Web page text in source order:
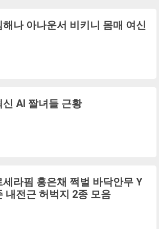
해나 아나운서 비키니 몸매 여신
신 AI 짤녀들 근황
세라핌 홍은채 쩍벌 바닥안무 Y
내전근 허벅지 2종 모음